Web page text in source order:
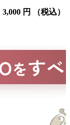
3,000 円 （税込）